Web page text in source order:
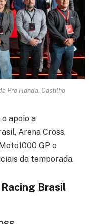
Pro Honda. Castilho
apoio a
Arena Cross,
GP e
da temporada.
Brasil